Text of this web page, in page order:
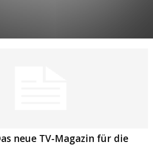
neue TV-Magazin für die